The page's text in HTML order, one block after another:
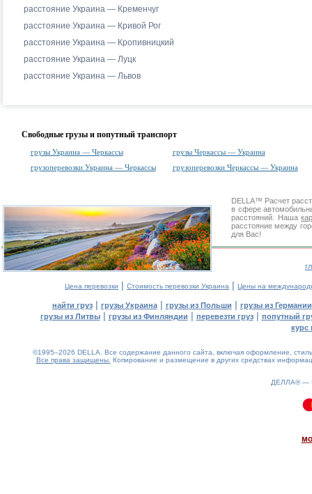
расстояние Украина — Кременчуг
расстояние Украина — Кривой Рог
расстояние Украина — Кропивницкий
расстояние Украина — Луцк
расстояние Украина — Львов
Свободные грузы и попутный транспорт
грузы Украина — Черкассы
грузы Черкассы — Украина
грузоперевозки Украина — Черкассы
грузоперевозки Черкассы — Украина
DELLA™ Расчет
в сфере
расстояний. Наша
расстояние между
для Вас!
Цена перевозки | Стоимость перевозки Украина | Цены на
найти груз| грузы Украина| грузы из Польши | грузы из Германии
грузы из Литвы| грузы из Финляндии | перевезти груз| попутный
курс
©1995–2026 DELLA. Все содержание данного сайта, включая оформление,
Все права защищены. Копирование и размещение в других средствах
ДЕЛЛА® —